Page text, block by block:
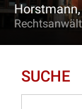
SUCHE